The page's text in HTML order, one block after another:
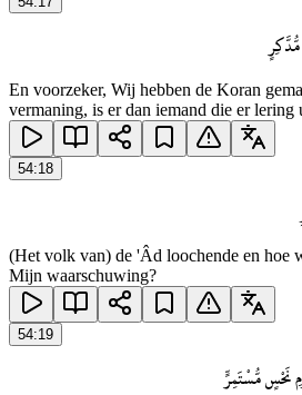
En voorzeker, Wij hebben de Koran
vermaning, is er dan iemand die er lering
54:18
(Het volk van) de 'Âd loochende en hoe
Mijn waarschuwing?
54:19
نَحْسٍ مُّسْتَمِرٍّ